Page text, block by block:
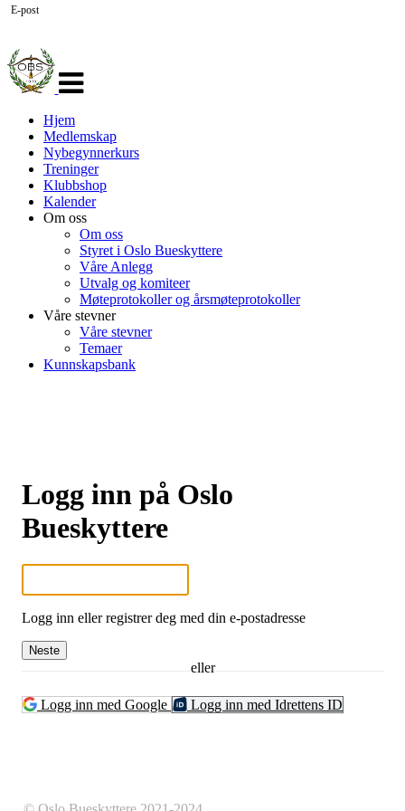
navigasjon
Hjem
Medlemskap
Nybegynnerkurs
Treninger
Klubbshop
Kalender
Om oss
Om oss
Styret i Oslo Bueskyttere
Våre Anlegg
Utvalg og komiteer
Møteprotokoller og årsmøteprotokoller
Våre stevner
Våre stevner
Temaer
Kunnskapsbank
Logg inn på Oslo
Bueskyttere
E-post
Logg inn eller registrer deg med din e-postadresse
Neste
eller
Logg inn med Google Logg inn med Idrettens ID